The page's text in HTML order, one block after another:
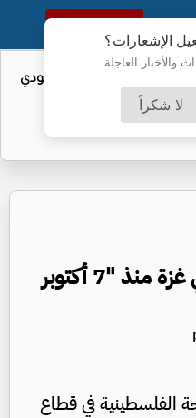
الإشعارات؟
والأخبار العاجلة
لا شكراً
النسخة الكاملة
المتحدة من النفط السعودي
كم بلغ عدد الشهداء في غزة منذ "7 أكتوبر
الفلسطينية في قطاع